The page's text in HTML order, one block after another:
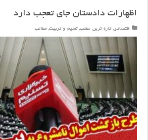
اظهارات دادستان جای تعجب دارد
اقتصادی, تازه ترین مطلب, تعلیم و تربیت, مطالب